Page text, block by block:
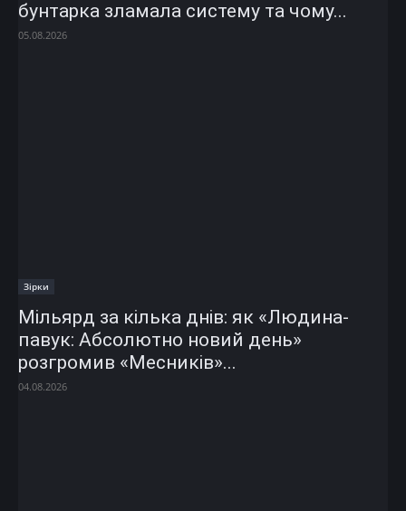
бунтарка зламала систему та чому...
05.08.2026
Зірки
Мільярд за кілька днів: як «Людина-
павук: Абсолютно новий день»
розгромив «Месників»...
04.08.2026